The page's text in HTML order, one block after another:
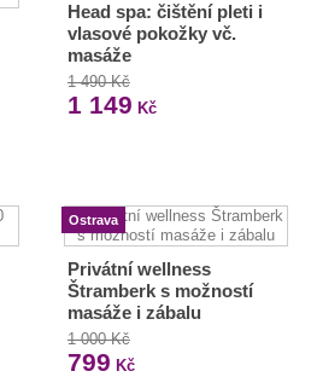
Head spa: čištění pleti i
vlasové pokožky vč.
masáže
1 490 Kč
1 149 Kč
Ostrava
Privátní wellness
Štramberk s možností
masáže i zábalu
1 000 Kč
799 Kč